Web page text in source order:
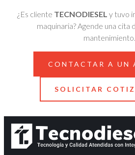
¿Es cliente TECNODIESEL y tuvo
maquinaria? Agende una cita
mantenimiento.
CONTACTAR A UN
SOLICITAR